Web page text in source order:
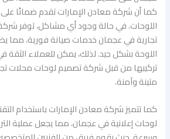
كما أن شركة معادن الإمارات تقدم ضمانًا
اللوحات. في حالة وجود أي مشاكل، توفر
تجارية في عجمان خدمات صيانة فورية، مما
اللوحة بشكل جيد. لذلك، يمكن للعملاء الثقة
تركيبها من قبل شركة تصميم لوحات محلات
متينة وآمنة.
كما تتميز شركة معادن الإمارات باستخدام
لوحات إعلانية في عجمان، مما يجعل عملية